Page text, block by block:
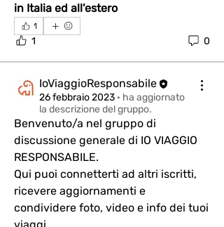
in Italia ed all'estero
1
1 0
IoViaggioResponsabile
26 febbraio 2023 · ha aggiornato
la descrizione del gruppo.
Benvenuto/a nel gruppo di
discussione generale di IO VIAGGIO
RESPONSABILE.
Qui puoi connetterti ad altri iscritti,
ricevere aggiornamenti e
condividere foto, video e info dei tuoi
viaggi